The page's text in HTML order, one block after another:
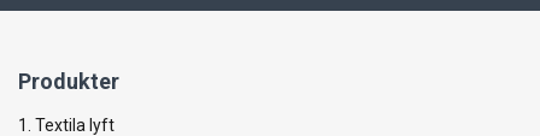
Produkter
1. Textila lyft